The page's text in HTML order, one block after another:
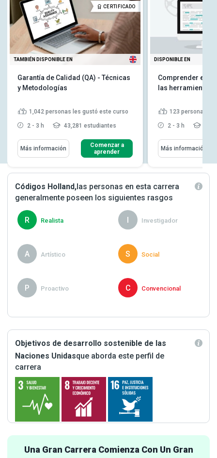
CERTIFICADO
TAMBIÉN DISPONIBLE EN
Garantía de Calidad (QA) - Técnicas
y Metodologías
1,042 personas les gustó este curso
2 - 3 h 43,281 estudiantes
Más información
Comenzar a
aprender
DISPONIBLE EN
Comprender el
las herramientas
123 personas
2 - 3 h
Más información
Códigos Holland, las personas en esta carrera
generalmente poseen los siguientes rasgos
R Realista Investigador
A Artístico S Social
P Proactivo C Convencional
Objetivos de desarrollo sostenible de las
Naciones Unidasque aborda este perfil de
carrera
Una Gran Carrera Comienza Con Un Gran